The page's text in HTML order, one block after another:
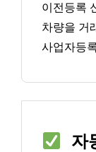
이전등록
차량을 거
사업자등
자